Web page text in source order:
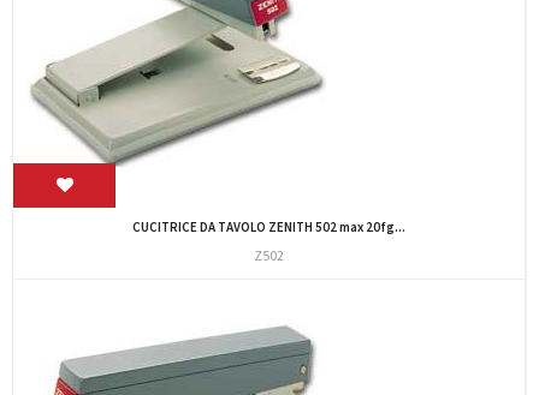
CUCITRICE DA TAVOLO ZENITH 502 max 20fg...
Z502